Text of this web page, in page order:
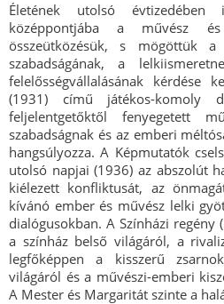
Életének utolsó évtizedében
középpontjába a művész
összeütközésük, s mögöttük
szabadságának, a
felelősségvállalásának kérdése
(1931) című játékos-komoly
feljelentgetőktől fenyegetett
szabadságnak és az emberi
hangsúlyozza. A Képmutatók
utolsó napjai (1936) az abszolút
kiélezett konfliktusát, az
kívánó ember és művész lelki
dialógusokban. A Színházi
a színház belső világáról, a
legfőképpen a kisszerű
világáról és a művészi-emberi
A Mester és Margaritát szinte a